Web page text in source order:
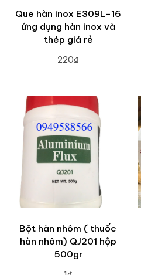
Que hàn inox E309L-16
ứng dụng hàn inox và
thép giá rẻ
220₫
Bột hàn nhôm ( thuốc
hàn nhôm) QJ201 hộp
500gr